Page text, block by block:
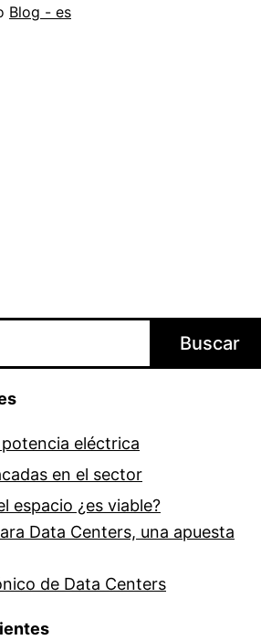
Blog - es
Buscar
eléctrica
en el sector
espacio ¿es viable?
Data Centers, una apuesta
de Data Centers